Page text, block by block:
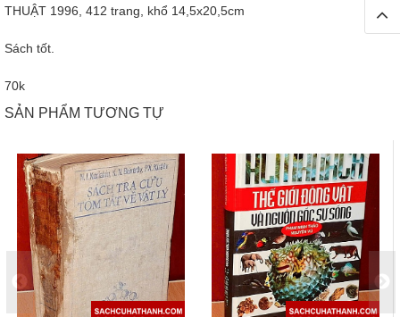
THUẬT 1996, 412 trang, khổ 14,5x20,5cm
Sách tốt.
70k
SẢN PHẨM TƯƠNG TỰ